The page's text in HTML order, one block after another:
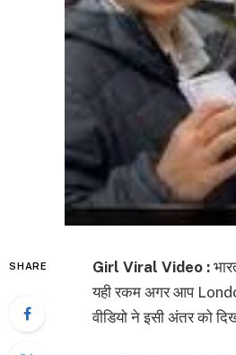
SHARE Girl Viral Video :
यही रकम अगर आप
वीडियो ने इसी अंतर को